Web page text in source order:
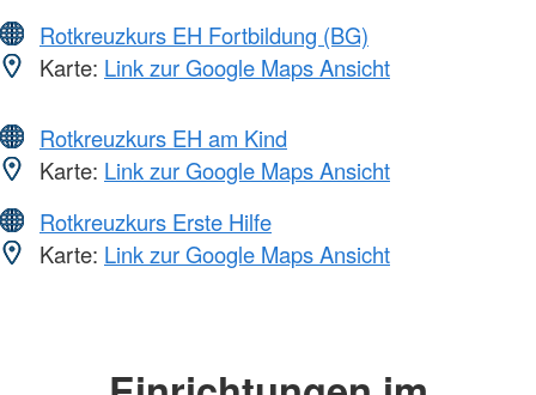
Rotkreuzkurs EH Fortbildung (BG)
Karte: Link zur Google Maps Ansicht
Rotkreuzkurs EH am Kind
Karte: Link zur Google Maps Ansicht
Rotkreuzkurs Erste Hilfe
Karte: Link zur Google Maps Ansicht